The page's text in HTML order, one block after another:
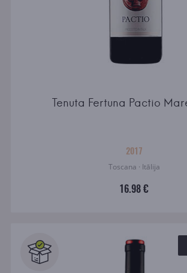
Tenuta Fertuna Pactio
2017
Toscana · Itālija
16.98 €